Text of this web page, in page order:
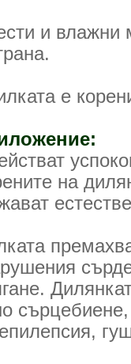
и влажни
е
на
сърцебиене,